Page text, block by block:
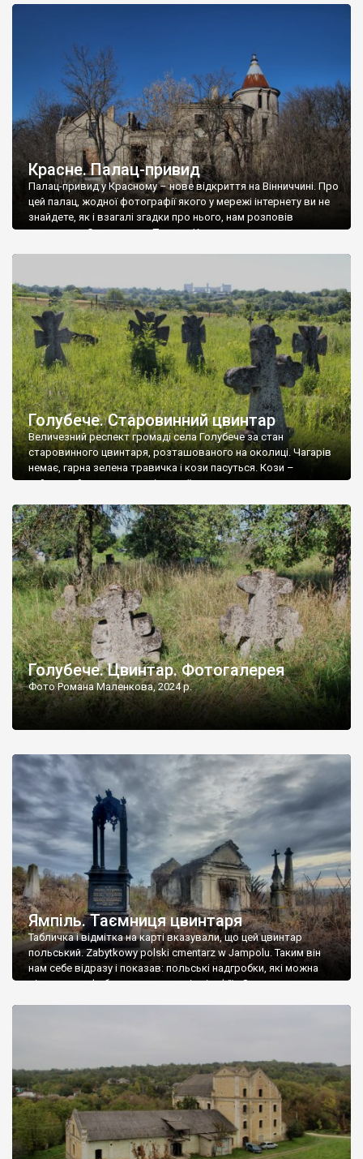
Красне. Палац-привид
Палац-привид у Красному – нове відкриття на Вінниччині. Про
цей палац, жодної фотографії якого у мережі інтернету ви не
знайдете, як і взагалі згадки про нього, нам розповів
мешканець Самгородка. Палац у Красному вразив не лише
Голубече. Старовинний цвинтар
Величезний респект громаді села Голубече за стан
старовинного цвинтаря, розташованого на околиці. Чагарів
немає, гарна зелена травичка і кози пасуться. Кози –
найкращий регулятор шкідливої, для старих кладовищ,
бруньками, кози ті бруньки обгризають, бо то улюблений
делікатес. На цвинтарі у Голубечому ціла колекція
різноманітних форм хрестів. Село відносно невелике, […]
Голубече. Цвинтар. Фотогалерея
Фото Романа Маленкова, 2024 р.
Ямпіль. Таємниця цвинтаря
Табличка і відмітка на карті вказували, що цей цвинтар
польський. Zabytkowy polski cmentarz w Jampolu. Таким він
нам себе відразу і показав: польські надгробки, які можна
віднести до фабричних, польські епітафії… Загалом цвинтар